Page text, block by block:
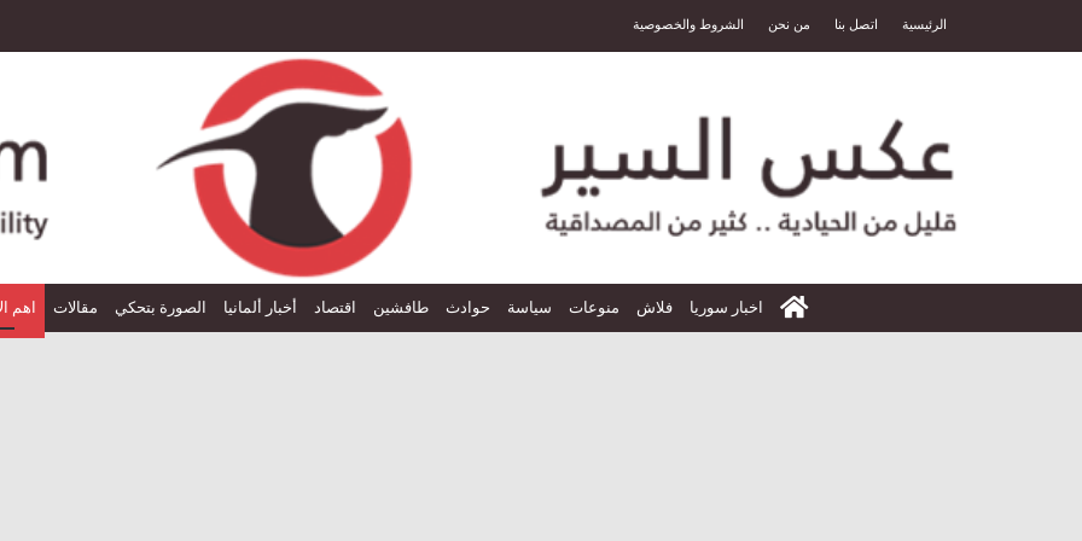
الرئيسية اتصل بنا من نحن الشروط والخصوصية
الرئيسية
اخبار سوريا فلاش منوعات سياسة حوادث طافشين اقتصاد أخبار ألمانيا الصورة بتحكي مقالات اهم